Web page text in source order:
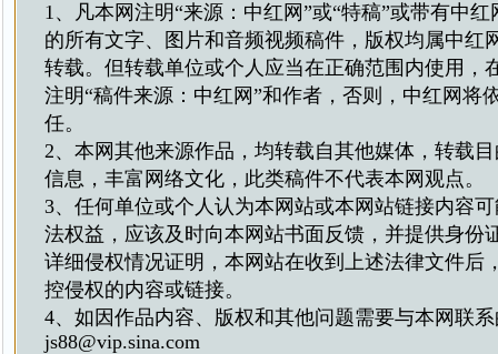
1、凡本网注明“来源：中红网”或“特稿”或带有中红
的所有文字、图片和音频视频稿件，版权均属中红
转载。但转载单位或个人应当在正确范围内使用，
注明“稿件来源：中红网”和作者，否则，中红网将
任。
2、本网其他来源作品，均转载自其他媒体，转载
信息，丰富网络文化，此类稿件不代表本网观点。
3、任何单位或个人认为本网站或本网站链接内容
法权益，应该及时向本网站书面反馈，并提供身份
详细侵权情况证明，本网站在收到上述法律文件后
控侵权的内容或链接。
4、如因作品内容、版权和其他问题需要与本网联
js88@vip.sina.com